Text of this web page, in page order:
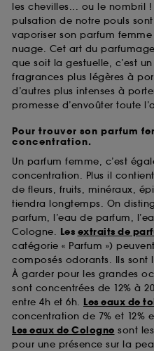
les chevilles... ou le nombril
pulsation de notre pouls
vaporiser son parfum
nuage. Cet art du
que soit la gestuelle, c’est
fragrances plus légères à
d’autres plus intenses à
promesse d’envoûter toute
Pour trouver son parfum
concentration.
Un parfum femme, c’est
concentration. Plus il
de fleurs, fruits, minéraux,
tiendra longtemps. On
parfum, l’eau de parfum,
Cologne. Les extraits de
catégorie « Parfum »)
composés odorants. Ils sont
À garder pour les grandes
sont concentrées de 12% à
entre 4h et 6h. Les eaux de
concentration de 7% et 12%
Les eaux de Cologne sont
pour une présence sur la